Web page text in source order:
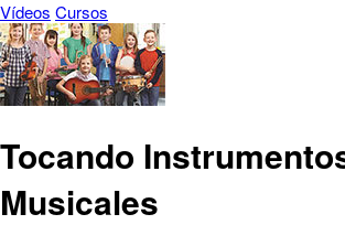
Vídeos Cursos
Tocando
Musicales